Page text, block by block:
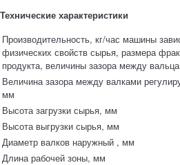
Технические характеристики
Производительность, кг/час машины
физических свойств сырья, размера
продукта, величины зазора между
Величина зазора между валками
мм
Высота загрузки сырья, мм
Высота выгрузки сырья, мм
Диаметр валков наружный , мм
Длина рабочей зоны, мм